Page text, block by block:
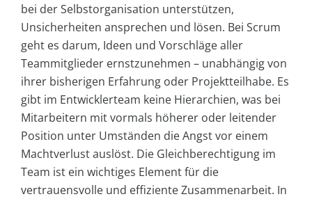
bei der Selbstorganisation unterstützen,
Unsicherheiten ansprechen und lösen. Bei Scrum
geht es darum, Ideen und Vorschläge aller
Teammitglieder ernstzunehmen – unabhängig von
ihrer bisherigen Erfahrung oder Projektteilhabe. Es
gibt im Entwicklerteam keine Hierarchien, was bei
Mitarbeitern mit vormals höherer oder leitender
Position unter Umständen die Angst vor einem
Machtverlust auslöst. Die Gleichberechtigung im
Team ist ein wichtiges Element für die
vertrauensvolle und effiziente Zusammenarbeit. In